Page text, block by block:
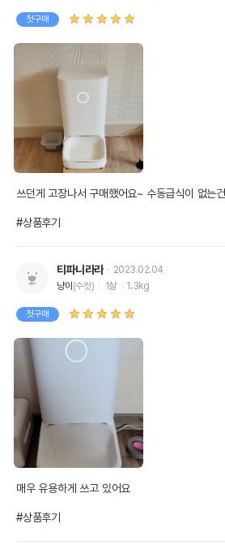
첫구매
쓰던게 고장나서 구매했어요~ 수동급식이 없는
#상품후기
티파니라라
2023.02.04
냥이 (수컷) 1살 1.3kg
첫구매
매우 유용하게 쓰고 있어요
#상품후기